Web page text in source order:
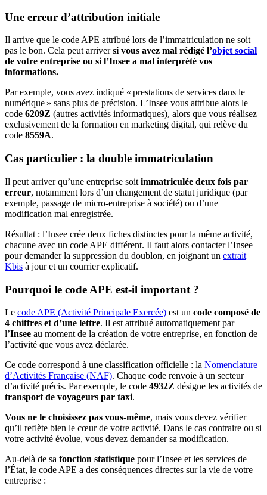
Une erreur d’attribution initiale
Il arrive que le code APE attribué lors de l’immatriculation ne soit
pas le bon. Cela peut arriversi vous avez mal rédigé l’objet social
de votre entreprise ou si l’Insee a mal interprété vos
informations.
Par exemple, vous avez indiqué « prestations de services dans le
numérique » sans plus de précision. L’Insee vous attribue alors le
code 6209Z (autres activités informatiques), alors que vous réalisez
exclusivement de la formation en marketing digital, qui relève du
code 8559A.
Cas particulier : la double immatriculation
Il peut arriver qu’une entreprise soit immatriculée deux fois par
erreur, notamment lors d’un changement de statut juridique (par
exemple, passage de micro-entreprise à société) ou d’une
modification mal enregistrée.
Résultat : l’Insee crée deux fiches distinctes pour la même activité,
chacune avec un code APE différent. Il faut alors contacter l’Insee
pour demander la suppression du doublon, en joignant un extrait
Kbis à jour et un courrier explicatif.
Pourquoi le code APE est-il important ?
Le code APE (Activité Principale Exercée) est un code composé de
4 chiffres et d’une lettre. Il est attribué automatiquement par
l’Insee au moment de la création de votre entreprise, en fonction de
l’activité que vous avez déclarée.
Ce code correspond à une classification officielle : la Nomenclature
d’Activités Française (NAF). Chaque code renvoie à un secteur
d’activité précis. Par exemple, le code 4932Z désigne les activités de
transport de voyageurs par taxi.
Vous ne le choisissez pas vous-même, mais vous devez vérifier
qu’il reflète bien le cœur de votre activité. Dans le cas contraire ou si
votre activité évolue, vous devez demander sa modification.
Au-delà de sa fonction statistique pour l’Insee et les services de
l’État, le code APE a des conséquences directes sur la vie de votre
entreprise :